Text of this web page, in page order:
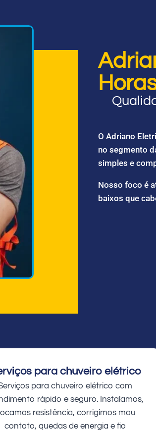
O Adriano
no segmento
simples e
Nosso foco é
baixos que
para chuveiro elétrico
para chuveiro elétrico com
rápido e seguro. Instalamos,
resistência, corrigimos mau
contato, quedas de energia e fio